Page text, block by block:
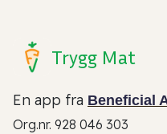
Trygg Mat
En app fra Beneficial
Org.nr. 928 046 303